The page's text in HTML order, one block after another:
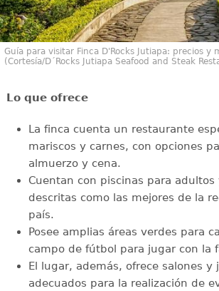
Guía para visitar Finca D'Rocks Jutiapa: precios y
(Cortesía/D´Rocks Jutiapa Seafood and Steak
Lo que ofrece
La finca cuenta un restaurante
mariscos y carnes, con opciones
almuerzo y cena.
Cuentan con piscinas para adultos
descritas como las mejores de la
país.
Posee amplias áreas verdes para
campo de fútbol para jugar con la
El lugar, además, ofrece salones y
adecuados para la realización de